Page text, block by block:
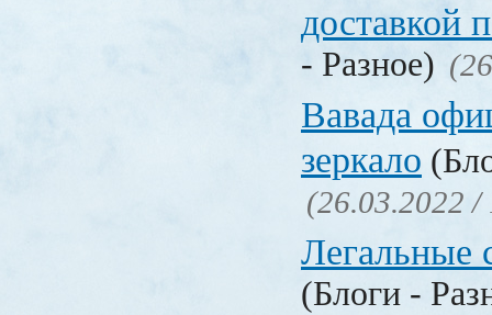
доставкой
- Разное)
Вавада
зеркало
(26.03.2022 /
Легальные
(Блоги -